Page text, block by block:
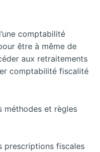
comptabilité
être à même de
aux retraitements
comptabilité fiscalité
méthodes et règles
prescriptions fiscales